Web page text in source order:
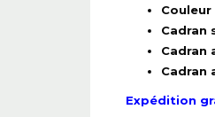
Couleur
Cadran
Cadran
Cadran
Expédition